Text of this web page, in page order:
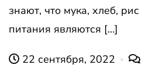
знают, что мука, хлеб,
питания являются […]
22 сентября, 2022